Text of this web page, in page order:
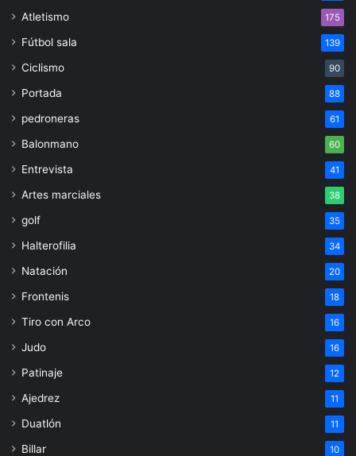
Atletismo 175
Fútbol sala 139
Ciclismo 90
Portada 88
pedroneras 61
Balonmano 60
Entrevista 41
Artes marciales 38
golf 35
Halterofilia 34
Natación 20
Frontenis 18
Tiro con Arco 16
Judo 16
Patinaje 12
Ajedrez 11
Duatlón 11
Billar 10